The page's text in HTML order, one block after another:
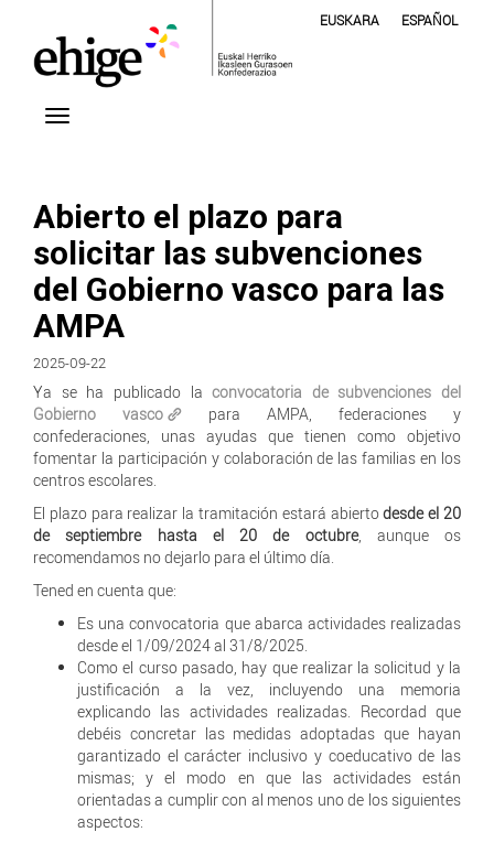
EUSKARA ESPAÑOL
Abierto el plazo para
solicitar las subvenciones
del Gobierno vasco para las
AMPA
2025-09-22
Ya se ha publicado laconvocatoria de subvenciones del
Gobierno vasco
para AMPA, federaciones y
confederaciones, unas ayudas que tienen como objetivo
fomentar la participación y colaboración de las familias en los
centros escolares.
El plazo para realizar la tramitación estará abiertodesde el 20
de septiembre hasta el 20 de octubre, aunque os
recomendamos no dejarlo para el último día.
Tened en cuenta que:
Es una convocatoria que abarca actividades realizadas
desde el 1/09/2024 al 31/8/2025.
Como el curso pasado, hay que realizar la solicitud y la
justificación a la vez, incluyendo una memoria
explicando las actividades realizadas. Recordad que
debéis concretar las medidas adoptadas que hayan
garantizado el carácter inclusivo y coeducativo de las
mismas; y el modo en que las actividades están
orientadas a cumplir con al menos uno de los siguientes
aspectos: